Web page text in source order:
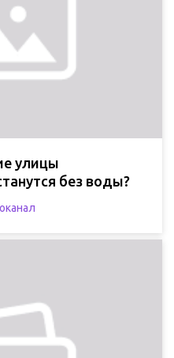
улицы
без воды?